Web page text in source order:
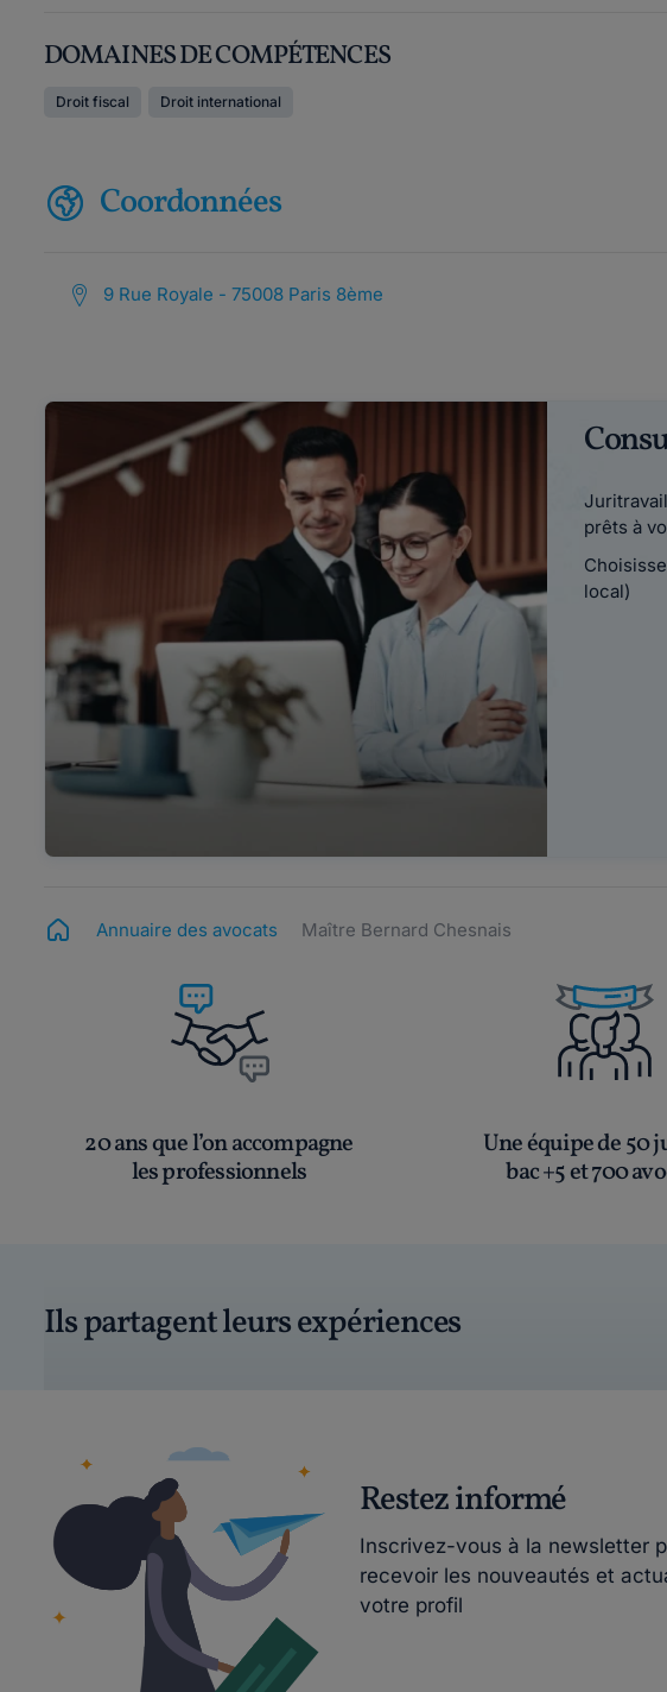
DOMAINES DE COMPÉTENCES
Droit fiscal Droit international
Coordonnées
9 Rue Royale - 75008 Paris 8ème
prêts à
local)
Annuaire des avocats Maître Bernard Chesnais
20 ans que l’on accompagne
les professionnels
Une équipe de 50
bac +5 et 700
Ils partagent leurs expériences
Restez informé
Inscrivez-vous à la newsletter
recevoir les nouveautés et
votre profil